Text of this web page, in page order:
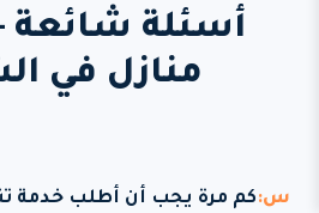
أسئلة شائعة
منازل في
كم مرة يجب أن أطلب خدمة